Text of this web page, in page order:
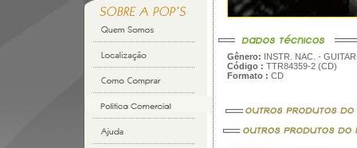
Gênero: INSTR. NAC. -
Código : TTR84359-2 (CD)
Formato : CD